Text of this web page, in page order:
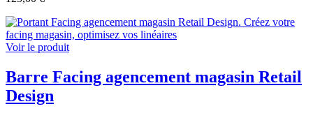
Voir le produit
Barre Facing agencement magasin Retail
Design